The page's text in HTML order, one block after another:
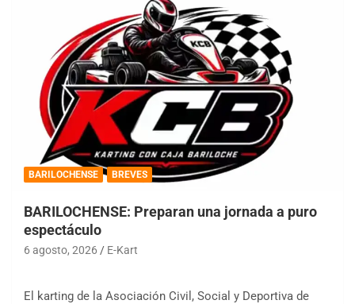
BARILOCHENSE BREVES
BARILOCHENSE: Preparan una jornada a puro
espectáculo
6 agosto, 2026 E-Kart
El karting de la Asociación Civil, Social y Deportiva de